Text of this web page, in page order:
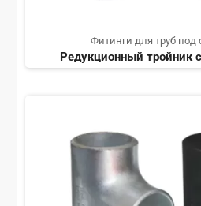
Фитинги для труб под
Редукционный тройник